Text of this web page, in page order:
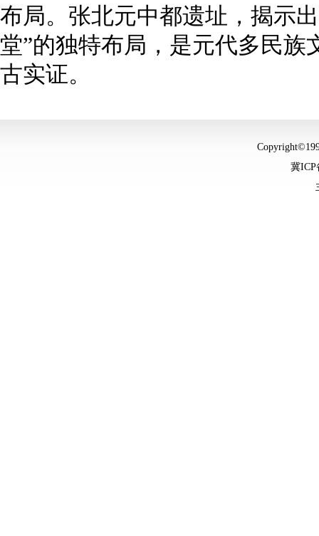
布局。张北元中都遗址，揭示
堂”的独特布局，是元代多民族
古实证。
冀ICP